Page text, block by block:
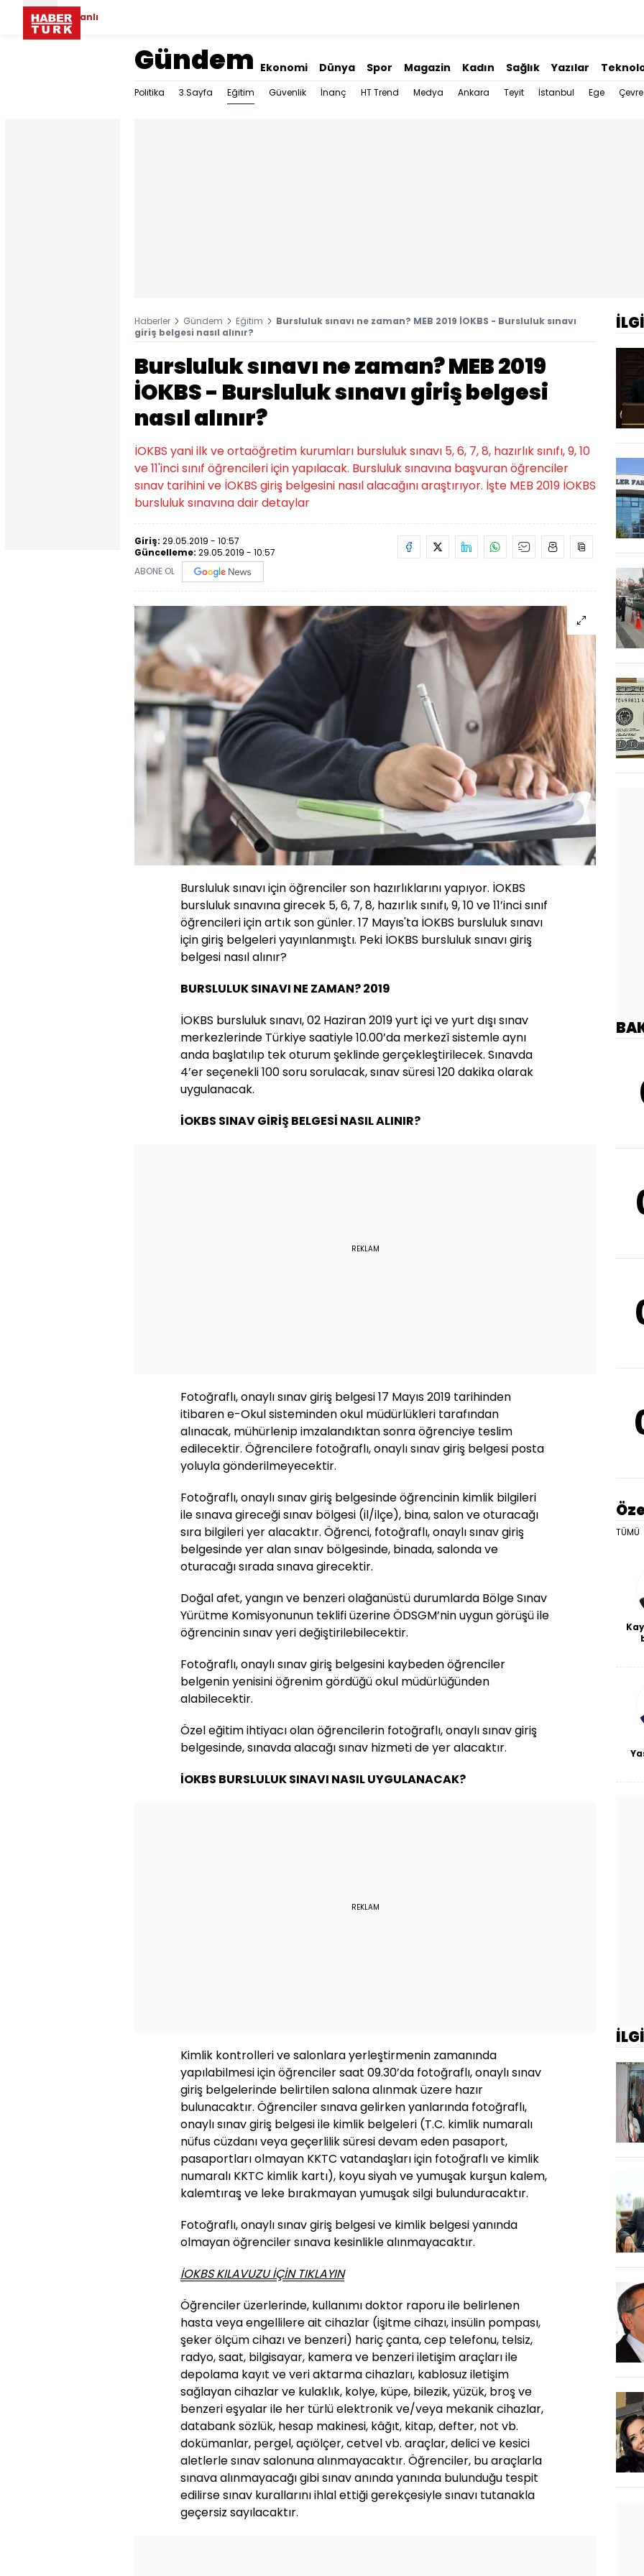
Canlı
Gündem Ekonomi Dünya Spor Magazin Kadın Sağlık Yazılar
Politika 3.Sayfa Eğitim Güvenlik İnanç HT Trend Medya Ankara Teyit İstanbul Ege Çevre
Haberler Gündem Eğitim
Bursluluk sınavı ne zaman? MEB 2019 İOKBS - Bursluluk sınavı
giriş belgesi nasıl alınır?
Bursluluk sınavı ne zaman? MEB 2019
İOKBS - Bursluluk sınavı giriş belgesi
nasıl alınır?
İOKBS yani ilk ve ortaöğretim kurumları bursluluk sınavı 5, 6, 7, 8, hazırlık sınıfı, 9, 10
ve 11'inci sınıf öğrencileri için yapılacak. Bursluluk sınavına başvuran öğrenciler
sınav tarihini ve İOKBS giriş belgesini nasıl alacağını araştırıyor. İşte MEB 2019 İOKBS
bursluluk sınavına dair detaylar
Giriş: 29.05.2019 - 10:57
Güncelleme: 29.05.2019 - 10:57
ABONE OL
Bursluluk sınavı için öğrenciler son hazırlıklarını yapıyor. İOKBS
bursluluk sınavına girecek 5, 6, 7, 8, hazırlık sınıfı, 9, 10 ve 11’inci sınıf
öğrencileri için artık son günler. 17 Mayıs'ta İOKBS bursluluk sınavı
için giriş belgeleri yayınlanmıştı. Peki İOKBS bursluluk sınavı giriş
belgesi nasıl alınır?
BURSLULUK SINAVI NE ZAMAN? 2019
İOKBS bursluluk sınavı, 02 Haziran 2019 yurt içi ve yurt dışı sınav
merkezlerinde Türkiye saatiyle 10.00’da merkezî sistemle aynı
anda başlatılıp tek oturum şeklinde gerçekleştirilecek. Sınavda
4’er seçenekli 100 soru sorulacak, sınav süresi 120 dakika olarak
uygulanacak.
İOKBS SINAV GİRİŞ BELGESİ NASIL ALINIR?
REKLAM
Fotoğraflı, onaylı sınav giriş belgesi 17 Mayıs 2019 tarihinden
itibaren e-Okul sisteminden okul müdürlükleri tarafından
alınacak, mühürlenip imzalandıktan sonra öğrenciye teslim
edilecektir. Öğrencilere fotoğraflı, onaylı sınav giriş belgesi posta
yoluyla gönderilmeyecektir.
Fotoğraflı, onaylı sınav giriş belgesinde öğrencinin kimlik bilgileri
ile sınava gireceği sınav bölgesi (il/ilçe), bina, salon ve oturacağı
sıra bilgileri yer alacaktır. Öğrenci, fotoğraflı, onaylı sınav giriş
belgesinde yer alan sınav bölgesinde, binada, salonda ve
oturacağı sırada sınava girecektir.
Doğal afet, yangın ve benzeri olağanüstü durumlarda Bölge Sınav
Yürütme Komisyonunun teklifi üzerine ÖDSGM’nin uygun görüşü ile
öğrencinin sınav yeri değiştirilebilecektir.
Fotoğraflı, onaylı sınav giriş belgesini kaybeden öğrenciler
belgenin yenisini öğrenim gördüğü okul müdürlüğünden
alabilecektir.
Özel eğitim ihtiyacı olan öğrencilerin fotoğraflı, onaylı sınav giriş
belgesinde, sınavda alacağı sınav hizmeti de yer alacaktır.
İOKBS BURSLULUK SINAVI NASIL UYGULANACAK?
REKLAM
Kimlik kontrolleri ve salonlara yerleştirmenin zamanında
yapılabilmesi için öğrenciler saat 09.30’da fotoğraflı, onaylı sınav
giriş belgelerinde belirtilen salona alınmak üzere hazır
bulunacaktır. Öğrenciler sınava gelirken yanlarında fotoğraflı,
onaylı sınav giriş belgesi ile kimlik belgeleri (T.C. kimlik numaralı
nüfus cüzdanı veya geçerlilik süresi devam eden pasaport,
pasaportları olmayan KKTC vatandaşları için fotoğraflı ve kimlik
numaralı KKTC kimlik kartı), koyu siyah ve yumuşak kurşun kalem,
kalemtıraş ve leke bırakmayan yumuşak silgi bulunduracaktır.
Fotoğraflı, onaylı sınav giriş belgesi ve kimlik belgesi yanında
olmayan öğrenciler sınava kesinlikle alınmayacaktır.
İOKBS KILAVUZU İÇİN TIKLAYIN
Öğrenciler üzerlerinde, kullanımı doktor raporu ile belirlenen
hasta veya engellilere ait cihazlar (işitme cihazı, insülin pompası,
şeker ölçüm cihazı ve benzeri) hariç çanta, cep telefonu, telsiz,
radyo, saat, bilgisayar, kamera ve benzeri iletişim araçları ile
depolama kayıt ve veri aktarma cihazları, kablosuz iletişim
sağlayan cihazlar ve kulaklık, kolye, küpe, bilezik, yüzük, broş ve
benzeri eşyalar ile her türlü elektronik ve/veya mekanik cihazlar,
databank sözlük, hesap makinesi, kâğıt, kitap, defter, not vb.
dokümanlar, pergel, açıölçer, cetvel vb. araçlar, delici ve kesici
aletlerle sınav salonuna alınmayacaktır. Öğrenciler, bu araçlarla
sınava alınmayacağı gibi sınav anında yanında bulunduğu tespit
edilirse sınav kurallarını ihlal ettiği gerekçesiyle sınavı tutanakla
geçersiz sayılacaktır.
TÜMÜ